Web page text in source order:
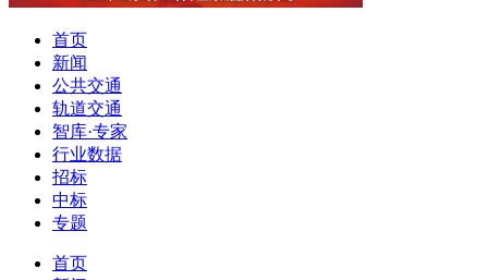
首页
新闻
公共交通
轨道交通
智库·专家
行业数据
招标
中标
专题
首页